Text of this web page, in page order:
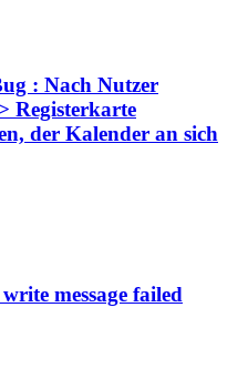
: Nach Nutzer
Registerkarte
der Kalender an sich
message failed